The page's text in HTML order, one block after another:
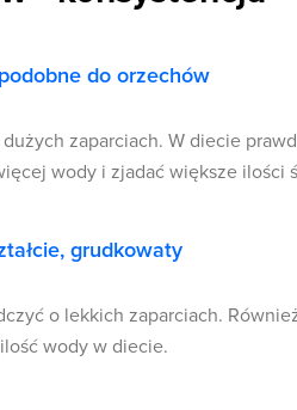
do orzechów
zaparciach. W diecie
wody i zjadać większe ilości
grudkowaty
o lekkich zaparciach.
wody w diecie.